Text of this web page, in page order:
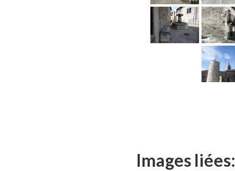
Images liées: